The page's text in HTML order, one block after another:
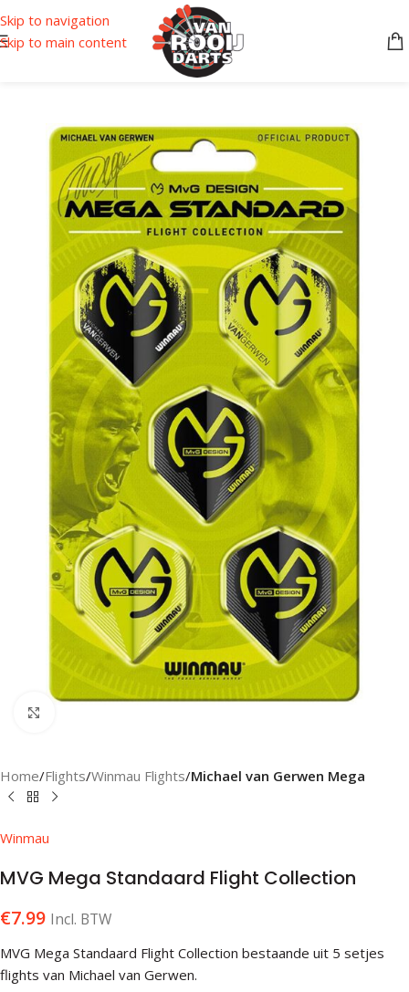
Skip to navigation
Skip to main content
Home Flights Winmau Flights Michael van Gerwen Mega
Winmau
MVG Mega Standaard Flight Collection
€7.99 Incl. BTW
MVG Mega Standaard Flight Collection bestaande uit 5 setjes
flights van Michael van Gerwen.